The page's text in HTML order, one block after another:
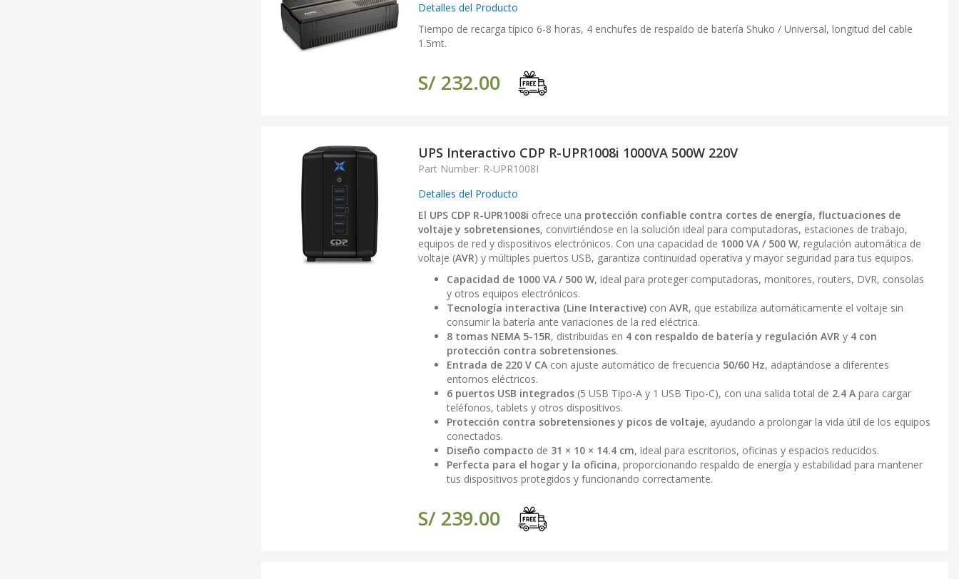
Detalles del Producto
Tiempo de recarga típico 6-8 horas, 4 enchufes de respaldo de batería Shuko / Universal, longitud del cable
1.5mt.
S/ 232.00
UPS Interactivo CDP R-UPR1008i 1000VA 500W 220V
Part Number: R-UPR1008I
Detalles del Producto
El UPS CDP R-UPR1008i ofrece una protección confiable contra cortes de energía, fluctuaciones de
voltaje y sobretensiones, convirtiéndose en la solución ideal para computadoras, estaciones de trabajo,
equipos de red y dispositivos electrónicos. Con una capacidad de 1000 VA / 500 W, regulación automática de
voltaje (AVR) y múltiples puertos USB, garantiza continuidad operativa y mayor seguridad para tus equipos.
Capacidad de 1000 VA / 500 W, ideal para proteger computadoras, monitores, routers, DVR, consolas
y otros equipos electrónicos.
Tecnología interactiva (Line Interactive) con AVR, que estabiliza automáticamente el voltaje sin
consumir la batería ante variaciones de la red eléctrica.
8 tomas NEMA 5-15R, distribuidas en 4 con respaldo de batería y regulación AVR y 4 con
protección contra sobretensiones.
Entrada de 220 V CA con ajuste automático de frecuencia 50/60 Hz, adaptándose a diferentes
entornos eléctricos.
6 puertos USB integrados (5 USB Tipo-A y 1 USB Tipo-C), con una salida total de 2.4 A para cargar
teléfonos, tablets y otros dispositivos.
Protección contra sobretensiones y picos de voltaje, ayudando a prolongar la vida útil de los equipos
conectados.
Diseño compacto de 31 × 10 × 14.4 cm, ideal para escritorios, oficinas y espacios reducidos.
Perfecta para el hogar y la oficina, proporcionando respaldo de energía y estabilidad para mantener
tus dispositivos protegidos y funcionando correctamente.
S/ 239.00